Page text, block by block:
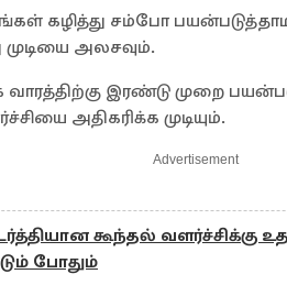
கழித்து சம்போ
அலசவும்.
இரண்டு முறை
அதிகரிக்க முடியும்.
Advertisement
கூந்தல்
போதும்